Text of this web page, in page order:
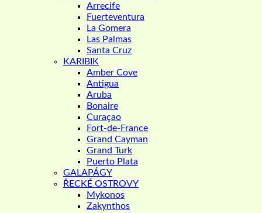
Arrecife
Fuerteventura
La Gomera
Las Palmas
Santa Cruz
KARIBIK
Amber Cove
Antigua
Aruba
Bonaire
Curaçao
Fort-de-France
Grand Cayman
Grand Turk
Puerto Plata
GALAPÁGY
ŘECKÉ OSTROVY
Mykonos
Zakynthos